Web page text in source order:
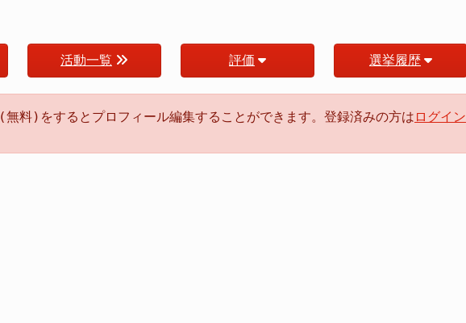
活動一覧 評価 選挙履歴
(無料)をするとプロフィール編集することができます。登録済みの方は ログイン